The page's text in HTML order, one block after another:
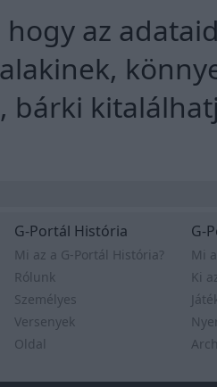
hogy az
bárki
G-Portál História
Mi az a G-Portál História?
Rólunk
Személyes
Versenyek
Oldal
G-
Mi
Ki